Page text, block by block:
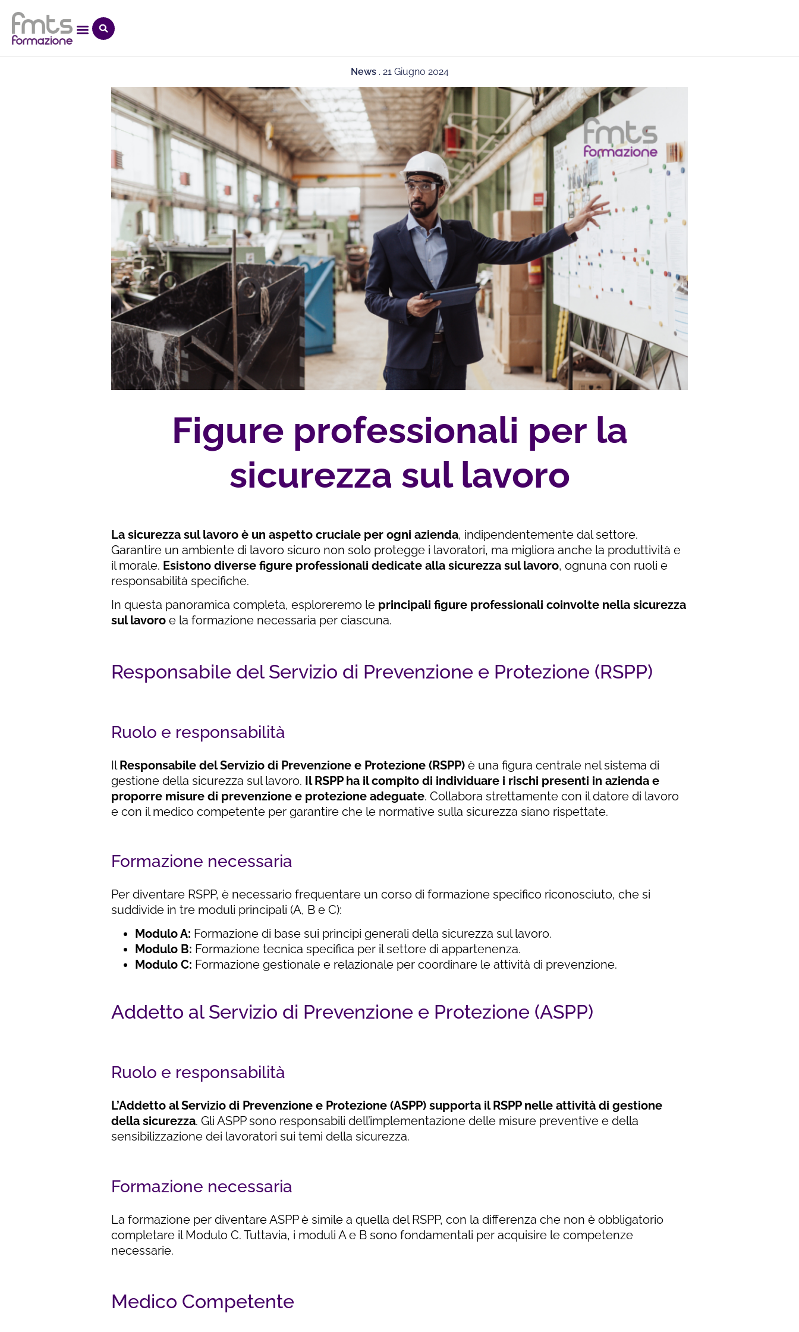
News . 21 Giugno 2024
Figure professionali per la
sicurezza sul lavoro
La sicurezza sul lavoro è un aspetto cruciale per ogni azienda, indipendentemente dal settore.
Garantire un ambiente di lavoro sicuro non solo protegge i lavoratori, ma migliora anche la produttività e
il morale. Esistono diverse figure professionali dedicate alla sicurezza sul lavoro, ognuna con ruoli e
responsabilità specifiche.
In questa panoramica completa, esploreremo le principali figure professionali coinvolte nella sicurezza
sul lavoro e la formazione necessaria per ciascuna.
Responsabile del Servizio di Prevenzione e Protezione (RSPP)
Ruolo e responsabilità
IlResponsabile del Servizio di Prevenzione e Protezione (RSPP) è una figura centrale nel sistema di
gestione della sicurezza sul lavoro. Il RSPP ha il compito di individuare i rischi presenti in azienda e
proporre misure di prevenzione e protezione adeguate. Collabora strettamente con il datore di lavoro
e con il medico competente per garantire che le normative sulla sicurezza siano rispettate.
Formazione necessaria
Per diventare RSPP, è necessario frequentare un corso di formazione specifico riconosciuto, che si
suddivide in tre moduli principali (A, B e C):
Modulo A: Formazione di base sui principi generali della sicurezza sul lavoro.
Modulo B: Formazione tecnica specifica per il settore di appartenenza.
Modulo C: Formazione gestionale e relazionale per coordinare le attività di prevenzione.
Addetto al Servizio di Prevenzione e Protezione (ASPP)
Ruolo e responsabilità
L’Addetto al Servizio di Prevenzione e Protezione (ASPP) supporta il RSPP nelle attività di gestione
della sicurezza. Gli ASPP sono responsabili dell’implementazione delle misure preventive e della
sensibilizzazione dei lavoratori sui temi della sicurezza.
Formazione necessaria
La formazione per diventare ASPP è simile a quella del RSPP, con la differenza che non è obbligatorio
completare il Modulo C. Tuttavia, i moduli A e B sono fondamentali per acquisire le competenze
necessarie.
Medico Competente